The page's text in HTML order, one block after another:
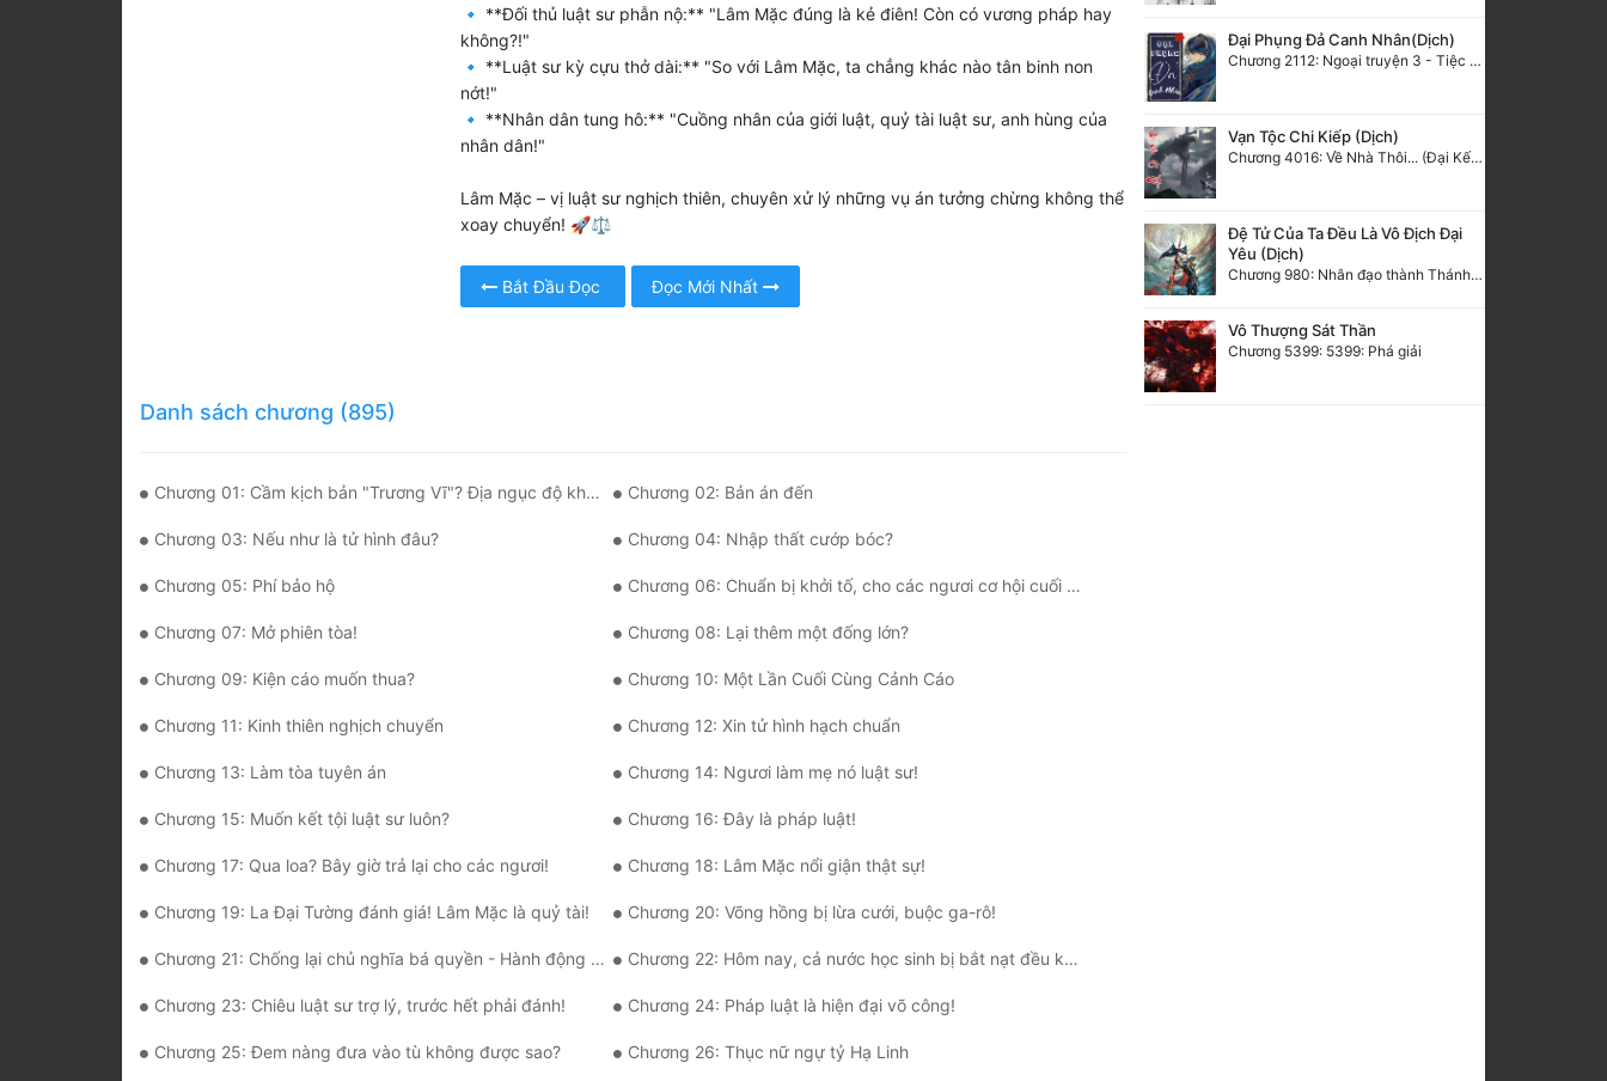
🔹 **Đối thủ luật sư phẫn nộ:** "Lâm Mặc đúng là kẻ điên! Còn có vương pháp hay
không?!"
🔹 **Luật sư kỳ cựu thở dài:** "So với Lâm Mặc, ta chẳng khác nào tân binh non
nớt!"
🔹 **Nhân dân tung hô:** "Cuồng nhân của giới luật, quỷ tài luật sư, anh hùng của
nhân dân!"
Lâm Mặc – vị luật sư nghịch thiên, chuyên xử lý những vụ án tưởng chừng không thể
xoay chuyển! 🚀⚖️
Bắt Đầu Đọc Đọc Mới Nhất
Danh sách chương (895)
Chương 01: Cầm kịch bản "Trương Vĩ"? Địa ngục độ khó bắt đầu! Chương 02: Bản án đến
Chương 03: Nếu như là tử hình đâu? Chương 04: Nhập thất cướp bóc?
Chương 05: Phí bảo hộ Chương 06: Chuẩn bị khởi tố, cho các ngươi cơ hội cuối cùng!
Chương 07: Mở phiên tòa! Chương 08: Lại thêm một đống lớn?
Chương 09: Kiện cáo muốn thua? Chương 10: Một Lần Cuối Cùng Cảnh Cáo
Chương 11: Kinh thiên nghịch chuyển Chương 12: Xin tử hình hạch chuẩn
Chương 13: Làm tòa tuyên án Chương 14: Ngươi làm mẹ nó luật sư!
Chương 15: Muốn kết tội luật sư luôn? Chương 16: Đây là pháp luật!
Chương 17: Qua loa? Bây giờ trả lại cho các ngươi! Chương 18: Lâm Mặc nổi giận thật sự!
Chương 19: La Đại Tường đánh giá! Lâm Mặc là quỷ tài! Chương 20: Võng hồng bị lừa cưới, buộc ga-rô!
Chương 21: Chống lại chủ nghĩa bá quyền - Hành động chính thức bắt đầu, kinh động trung ương! Chương 22: Hôm nay, cả nước học sinh bị bắt nạt đều khóc!
Chương 23: Chiêu luật sư trợ lý, trước hết phải đánh! Chương 24: Pháp luật là hiện đại võ công!
Chương 25: Đem nàng đưa vào tù không được sao? Chương 26: Thục nữ ngự tỷ Hạ Linh
Đại Phụng Đả Canh Nhân(Dịch)
Chương 2112: Ngoại truyện 3 - Tiệc mừng công
Vạn Tộc Chi Kiếp (Dịch)
Chương 4016: Về Nhà Thôi... (Đại Kết Cục)
Đệ Tử Của Ta Đều Là Vô Địch Đại
Yêu (Dịch)
Chương 980: Nhân đạo thành Thánh (4). HẾT.
Vô Thượng Sát Thần
Chương 5399: 5399: Phá giải